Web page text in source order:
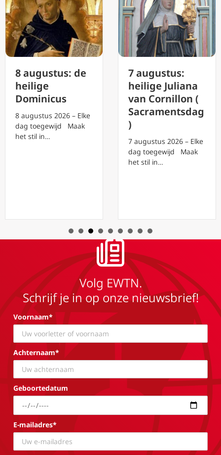
8 augustus: de
heilige
Dominicus
8 augustus 2026 – Elke
dag toegewijd Maak
het stil in…
7 augustus:
heilige Juliana
van Cornillon (
Sacramentsdag
)
7 augustus 2026 – Elke
dag toegewijd Maak
het stil in…
Volg EWTN.
Schrijf je in op onze nieuwsbrief!
Voornaam*
Achternaam*
Geboortedatum
E-mailadres*